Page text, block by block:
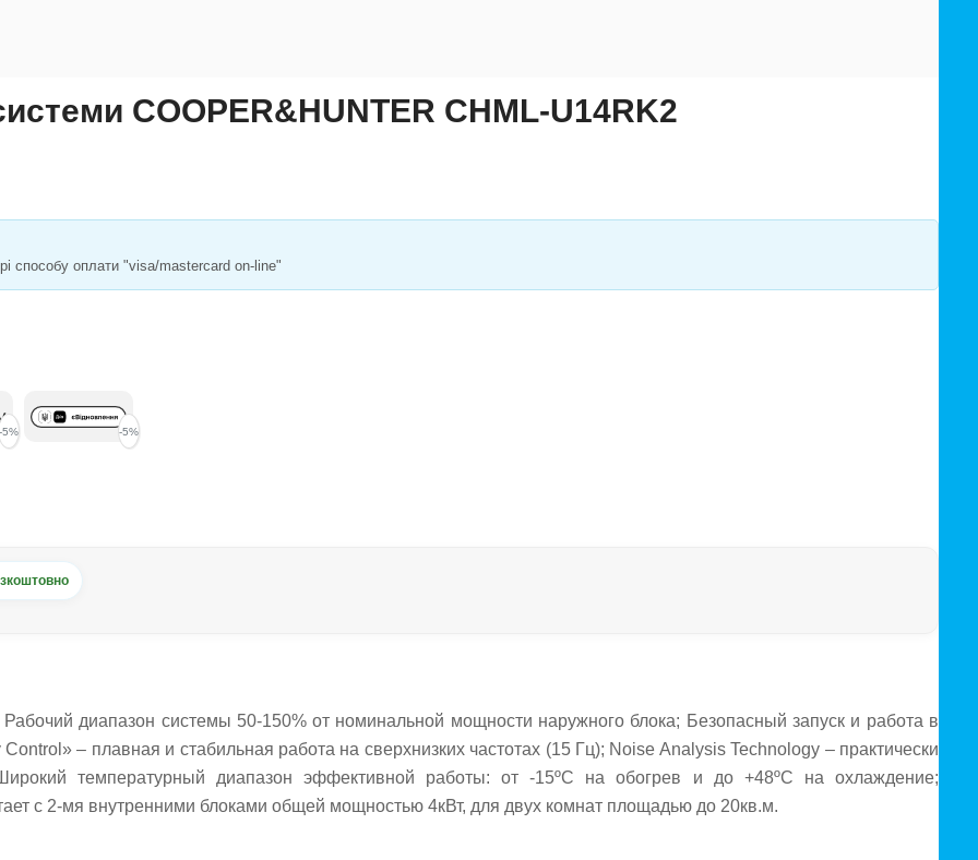
COOPER&HUNTER CHML-U14RK2
способу оплати "visa/mastercard on-line"
-5% -5%
диапазон системы 50-150% от номинальной мощности наружного блока; Безопасный запуск и работа в
– плавная и стабильная работа на сверхнизких частотах (15 Гц); Noise Analysis Technology – практически
температурный диапазон эффективной работы: от -15ºС на обогрев и до +48ºС на охлаждение;
с 2-мя внутренними блоками общей мощностью 4кВт, для двух комнат площадью до 20кв.м.